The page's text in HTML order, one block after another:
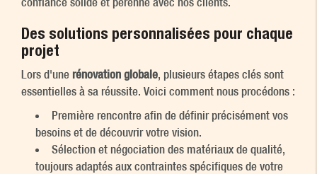
Des solutions personnalisées pour chaque
projet
Lors d'une rénovation globale, plusieurs étapes clés sont
essentielles à sa réussite. Voici comment nous procédons :
Première rencontre afin de définir précisément vos
besoins et de découvrir votre vision.
Sélection et négociation des matériaux de qualité,
toujours adaptés aux contraintes spécifiques de votre